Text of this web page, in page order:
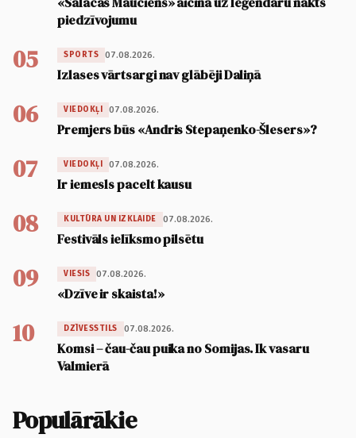
piedzīvojumu
05 SPORTS 07.08.2026.
Izlases vārtsargi nav glābēji Daliņā
06 VIEDOKĻI 07.08.2026.
Premjers būs «Andris Stepaņenko-Šlesers»?
07 VIEDOKĻI 07.08.2026.
Ir iemesls pacelt kausu
08 KULTŪRA UN IZKLAIDE 07.08.2026.
Festivāls ielīksmo pilsētu
09 VIESIS 07.08.2026.
«Dzīve ir skaista!»
10 DZĪVESSTILS 07.08.2026.
Komsi – čau-čau puika no Somijas. Ik vasaru
Valmierā
Populārākie